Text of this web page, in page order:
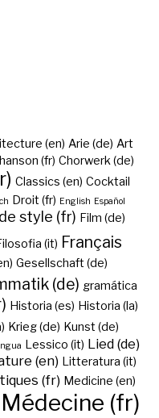
(en) Arie (de) Art
(fr) Chorwerk (de)
Classics (en) Cocktail
Droit (fr) English Español
style (fr) Film (de)
(it) Français
Gesellschaft (de)
(de) gramática
Historia (es) Historia (la)
Krieg (de) Kunst (de)
Lessico (it) Lied (de)
(en) Litteratura (it)
(fr) Medicine (en)
Médecine (fr)